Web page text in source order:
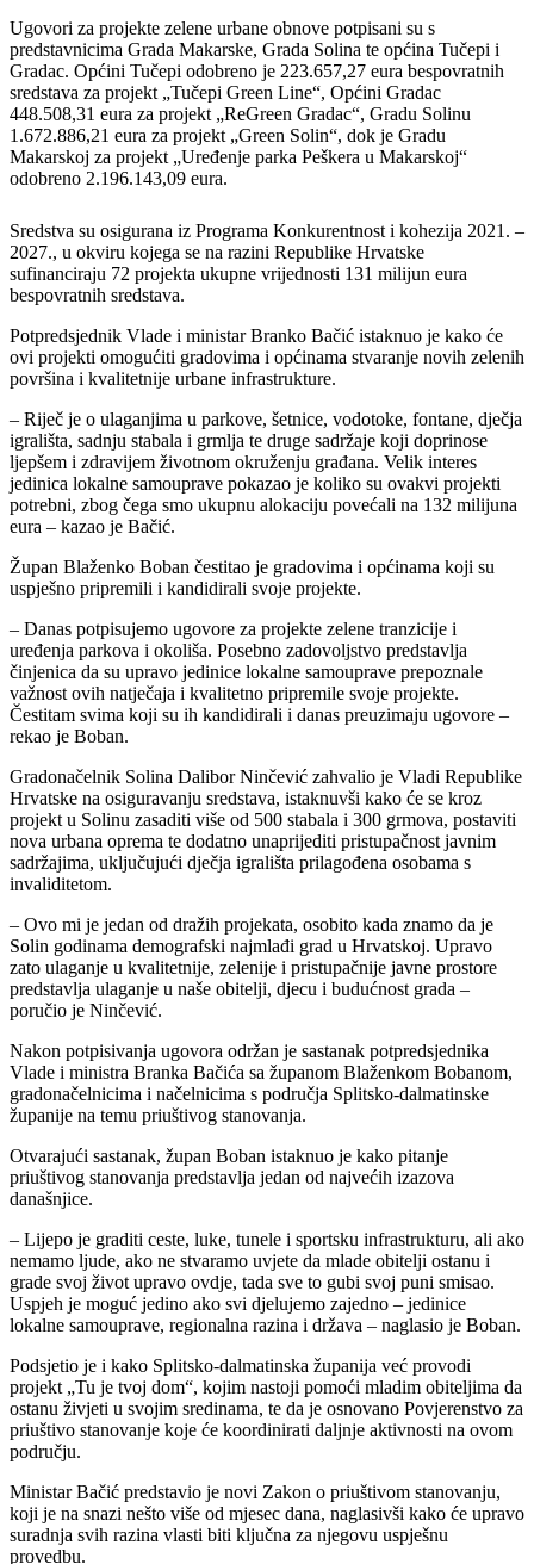
Ugovori za projekte zelene urbane obnove potpisani su s
predstavnicima Grada Makarske, Grada Solina te općina Tučepi i
Gradac. Općini Tučepi odobreno je 223.657,27 eura bespovratnih
sredstava za projekt „Tučepi Green Line“, Općini Gradac
448.508,31 eura za projekt „ReGreen Gradac“, Gradu Solinu
1.672.886,21 eura za projekt „Green Solin“, dok je Gradu
Makarskoj za projekt „Uređenje parka Peškera u Makarskoj“
odobreno 2.196.143,09 eura.
Sredstva su osigurana iz Programa Konkurentnost i kohezija 2021. –
2027., u okviru kojega se na razini Republike Hrvatske
sufinanciraju 72 projekta ukupne vrijednosti 131 milijun eura
bespovratnih sredstava.
Potpredsjednik Vlade i ministar Branko Bačić istaknuo je kako će
ovi projekti omogućiti gradovima i općinama stvaranje novih zelenih
površina i kvalitetnije urbane infrastrukture.
– Riječ je o ulaganjima u parkove, šetnice, vodotoke, fontane, dječja
igrališta, sadnju stabala i grmlja te druge sadržaje koji doprinose
ljepšem i zdravijem životnom okruženju građana. Velik interes
jedinica lokalne samouprave pokazao je koliko su ovakvi projekti
potrebni, zbog čega smo ukupnu alokaciju povećali na 132 milijuna
eura – kazao je Bačić.
Župan Blaženko Boban čestitao je gradovima i općinama koji su
uspješno pripremili i kandidirali svoje projekte.
– Danas potpisujemo ugovore za projekte zelene tranzicije i
uređenja parkova i okoliša. Posebno zadovoljstvo predstavlja
činjenica da su upravo jedinice lokalne samouprave prepoznale
važnost ovih natječaja i kvalitetno pripremile svoje projekte.
Čestitam svima koji su ih kandidirali i danas preuzimaju ugovore –
rekao je Boban.
Gradonačelnik Solina Dalibor Ninčević zahvalio je Vladi Republike
Hrvatske na osiguravanju sredstava, istaknuvši kako će se kroz
projekt u Solinu zasaditi više od 500 stabala i 300 grmova, postaviti
nova urbana oprema te dodatno unaprijediti pristupačnost javnim
sadržajima, uključujući dječja igrališta prilagođena osobama s
invaliditetom.
– Ovo mi je jedan od dražih projekata, osobito kada znamo da je
Solin godinama demografski najmlađi grad u Hrvatskoj. Upravo
zato ulaganje u kvalitetnije, zelenije i pristupačnije javne prostore
predstavlja ulaganje u naše obitelji, djecu i budućnost grada –
poručio je Ninčević.
Nakon potpisivanja ugovora održan je sastanak potpredsjednika
Vlade i ministra Branka Bačića sa županom Blaženkom Bobanom,
gradonačelnicima i načelnicima s područja Splitsko-dalmatinske
županije na temu priuštivog stanovanja.
Otvarajući sastanak, župan Boban istaknuo je kako pitanje
priuštivog stanovanja predstavlja jedan od najvećih izazova
današnjice.
– Lijepo je graditi ceste, luke, tunele i sportsku infrastrukturu, ali ako
nemamo ljude, ako ne stvaramo uvjete da mlade obitelji ostanu i
grade svoj život upravo ovdje, tada sve to gubi svoj puni smisao.
Uspjeh je moguć jedino ako svi djelujemo zajedno – jedinice
lokalne samouprave, regionalna razina i država – naglasio je Boban.
Podsjetio je i kako Splitsko-dalmatinska županija već provodi
projekt „Tu je tvoj dom“, kojim nastoji pomoći mladim obiteljima da
ostanu živjeti u svojim sredinama, te da je osnovano Povjerenstvo za
priuštivo stanovanje koje će koordinirati daljnje aktivnosti na ovom
području.
Ministar Bačić predstavio je novi Zakon o priuštivom stanovanju,
koji je na snazi nešto više od mjesec dana, naglasivši kako će upravo
suradnja svih razina vlasti biti ključna za njegovu uspješnu
provedbu.